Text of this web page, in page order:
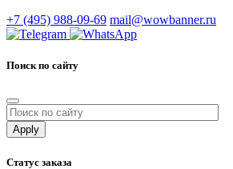
+7 (495) 988-09-69 mail@wowbanner.ru
Поиск по сайту
Статус заказа